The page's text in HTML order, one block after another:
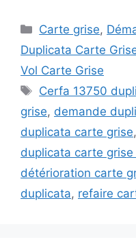
Catégories
Carte grise,
Duplicata Carte
Vol Carte Grise
Étiquettes
Cerfa 13750
grise, demande
duplicata carte grise,
duplicata carte grise
détérioration carte
duplicata, refaire